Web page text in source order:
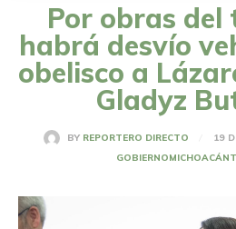
Por obras del
habrá desvío
obelisco a
Gladyz
BY REPORTERO DIRECTO
19
GOBIERNOMICHOACÁN